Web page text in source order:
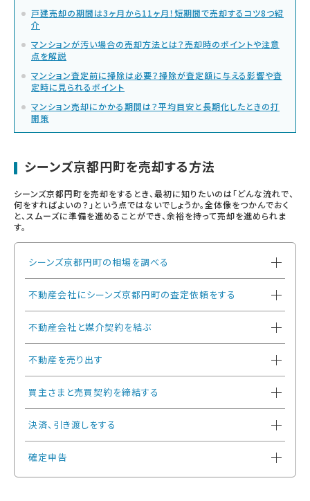
戸建売却の期間は3ヶ月から11ヶ月！短期間で売却するコツ8つ紹
介
マンションが汚い場合の売却方法とは？売却時のポイントや注意
点を解説
マンション査定前に掃除は必要？掃除が査定額に与える影響や査
定時に見られるポイント
マンション売却にかかる期間は？平均目安と長期化したときの打
開策
シーンズ京都円町を売却する方法
シーンズ京都円町を売却をするとき、最初に知りたいのは「どんな流れで、
何をすればよいの？」という点ではないでしょうか。全体像をつかんでおく
と、スムーズに準備を進めることができ、余裕を持って売却を進められま
す。
シーンズ京都円町の相場を調べる
不動産会社にシーンズ京都円町の査定依頼をする
不動産会社と媒介契約を結ぶ
不動産を売り出す
買主さまと売買契約を締結する
決済、引き渡しをする
確定申告